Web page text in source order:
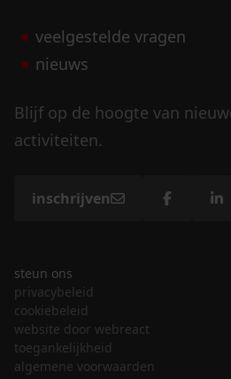
veelgestelde vragen
nieuws
Blijf op de hoogte van
activiteiten.
inschrijven
steun ons
privacybeleid
cookiebeleid
website door webreact
toegankelijkheid
algemene voorwaarden